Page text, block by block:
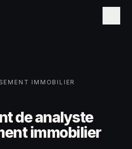
IMMOBILIER
de analyste
immobilier